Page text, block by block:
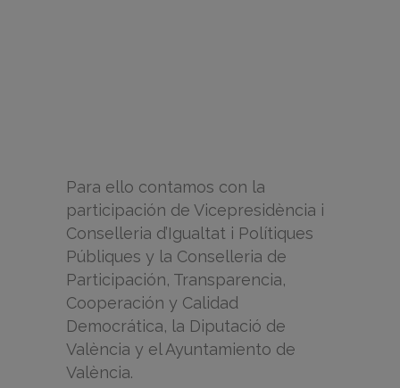
Para ello contamos con la
participación de Vicepresidència i
Conselleria d’Igualtat i Polítiques
Públiques y la Conselleria de
Participación, Transparencia,
Cooperación y Calidad
Democrática, la Diputació de
València y el Ayuntamiento de
València.